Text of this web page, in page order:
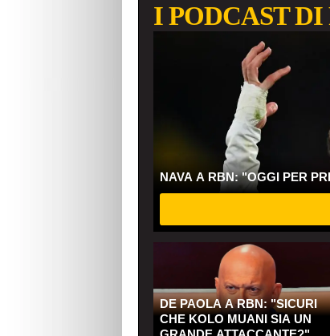
I PODCAST DI
NAVA A RBN: "OGGI PER
DE PAOLA A RBN: "SICURI
CHE KOLO MUANI SIA UN